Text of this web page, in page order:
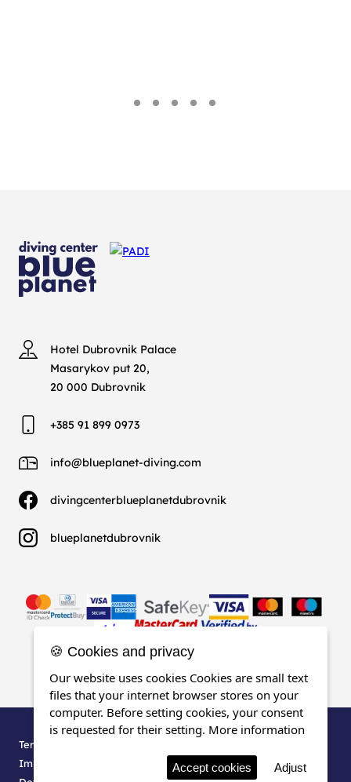
Hotel Dubrovnik Palace
Masarykov put 20,
20 000 Dubrovnik
+385 91 899 0973
info@blueplanet-diving.com
divingcenterblueplanetdubrovnik
blueplanetdubrovnik
Termes, conditions & confidentialité
Impressum
🍪 Cookies and privacy
Our website uses cookies Cookies are small text
files that your internet browser stores on your
computer. Before setting cookies, your consent
is requested for their setting. More information
Accept cookies Adjust